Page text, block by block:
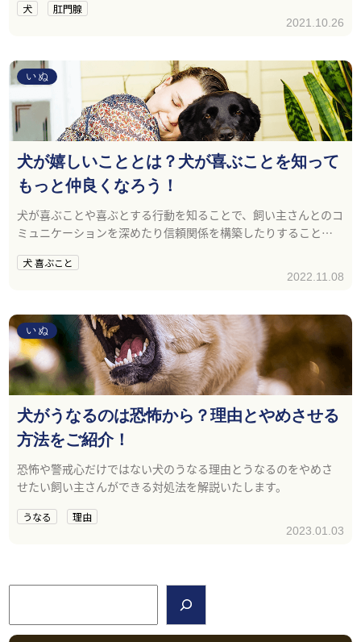
犬 肛門腺
2021.10.26
いぬ
犬が嬉しいこととは？犬が喜ぶことを知って
もっと仲良くなろう！
犬が喜ぶことや喜ぶとする行動を知ることで、飼い主さんとのコ
ミュニケーションを深めたり信頼関係を構築したりすることで
犬 喜ぶこと
2022.11.08
いぬ
犬がうなるのは恐怖から？理由とやめさせる
方法をご紹介！
恐怖や警戒心だけではない犬のうなる理由とうなるのをやめさ
せたい飼い主さんができる対処法を解説いたします。
うなる 理由
2023.01.03
検索